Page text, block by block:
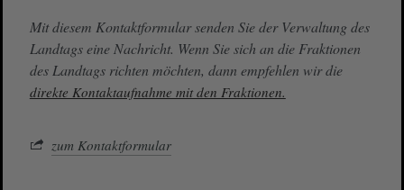
Mit diesem Kontaktformular senden Sie der Verwaltung des
Landtags eine Nachricht. Wenn Sie sich an die Fraktionen
des Landtags richten möchten, dann empfehlen wir die
direkte Kontaktaufnahme mit den Fraktionen.
zum Kontaktformular